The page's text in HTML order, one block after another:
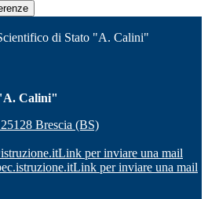
di Stato "A. Calini"
Calini"
Brescia (BS)
Link per inviare una mail
Link per inviare una mail